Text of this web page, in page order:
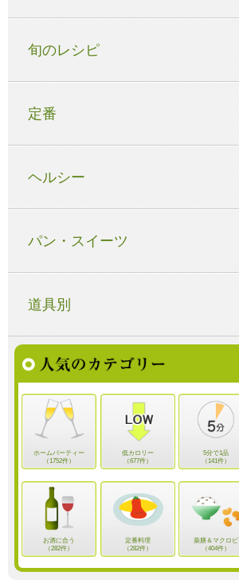
旬のレシピ
定番
ヘルシー
パン・スイーツ
道具別
ホームパーティー
（1752件）
低カロリー
（677件）
5分で1品
（141件）
お酒に合う
（282件）
定番料理
（282件）
薬膳＆マクロビ
（404件）